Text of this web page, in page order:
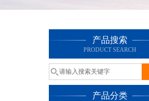
产品搜索
PRODUCT SEARCH
产品分类